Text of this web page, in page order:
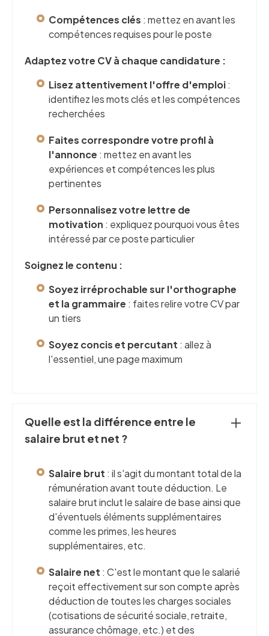
Compétences clés : mettez en avant les
compétences requises pour le poste
Adaptez votre CV à chaque candidature :
Lisez attentivement l'offre d'emploi:
identifiez les mots clés et les compétences
recherchées
Faites correspondre votre profil à
l'annonce : mettez en avant les
expériences et compétences les plus
pertinentes
Personnalisez votre lettre de
motivation : expliquez pourquoi vous êtes
intéressé par ce poste particulier
Soignez le contenu :
Soyez irréprochable sur l'orthographe
et la grammaire : faites relire votre CV par
un tiers
Soyez concis et percutant : allez à
l'essentiel, une page maximum
Quelle est la différence entre le
salaire brut et net ?
Salaire brut : il s'agit du montant total de la
rémunération avant toute déduction. Le
salaire brut inclut le salaire de base ainsi que
d'éventuels éléments supplémentaires
comme les primes, les heures
supplémentaires, etc.
Salaire net : C'est le montant que le salarié
reçoit effectivement sur son compte après
déduction de toutes les charges sociales
(cotisations de sécurité sociale, retraite,
assurance chômage, etc.) et des